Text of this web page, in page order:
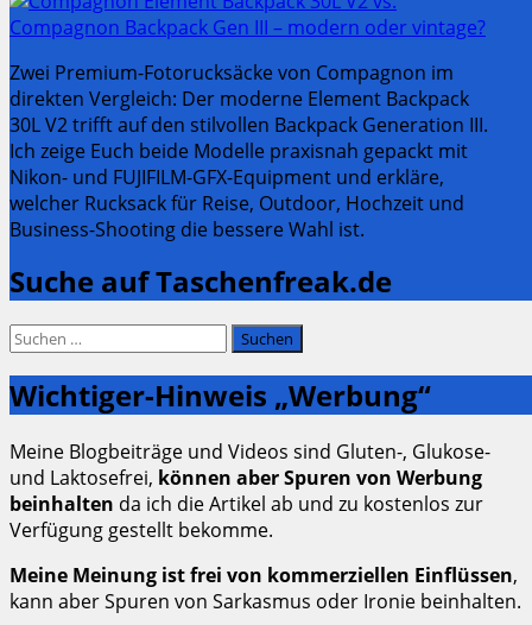
Zwei Premium-Fotorucksäcke von Compagnon im
direkten Vergleich: Der moderne Element Backpack
30L V2 trifft auf den stilvollen Backpack Generation III.
Ich zeige Euch beide Modelle praxisnah gepackt mit
Nikon- und FUJIFILM-GFX-Equipment und erkläre,
welcher Rucksack für Reise, Outdoor, Hochzeit und
Business-Shooting die bessere Wahl ist.
Suche auf Taschenfreak.de
Suchen
nach:
Wichtiger-Hinweis „Werbung“
Meine Blogbeiträge und Videos sind Gluten-, Glukose-
und Laktosefrei, können aber Spuren von Werbung
beinhalten da ich die Artikel ab und zu kostenlos zur
Verfügung gestellt bekomme.
Meine Meinung ist frei von kommerziellen Einflüssen,
kann aber Spuren von Sarkasmus oder Ironie beinhalten.